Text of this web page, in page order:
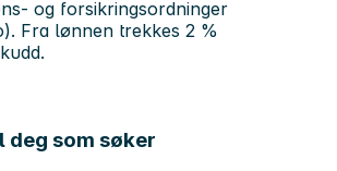
og forsikringsordninger
Fra lønnen trekkes 2 %
deg som søker